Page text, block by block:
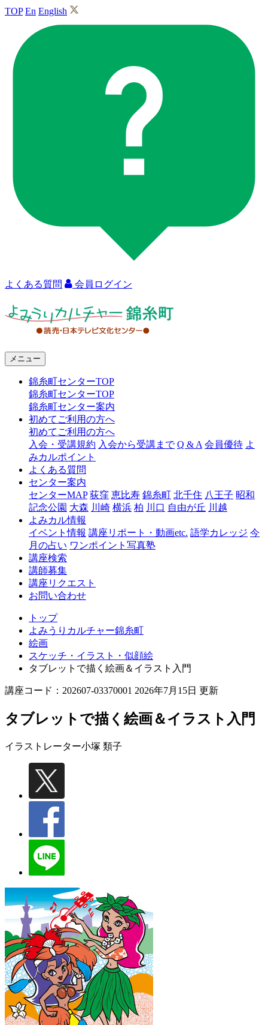
TOP En English
よくある質問 会員ログイン
ャ
糸
メニュー
錦糸町センターTOP
錦糸町センターTOP
錦糸町センター案内
初めてご利用の方へ
初めてご利用の方へ
入会・受講規約 入会から受講まで Q & A 会員優待 よ
みカルポイント
よくある質問
センター案内
センターMAP 荻窪 恵比寿 錦糸町 北千住 八王子 昭和
記念公園 大森 川崎 横浜 柏 川口 自由が丘 川越
よみカル情報
イベント情報 講座リポート・動画etc. 語学カレッジ 今
月の占い ワンポイント写真塾
講座検索
講師募集
講座リクエスト
お問い合わせ
トップ
よみうりカルチャー錦糸町
絵画
スケッチ・イラスト・似顔絵
タブレットで描く絵画＆イラスト入門
講座コード：202607-03370001 2026年7月15日 更新
タブレットで描く絵画＆イラスト入門
イラストレーター小塚 類子